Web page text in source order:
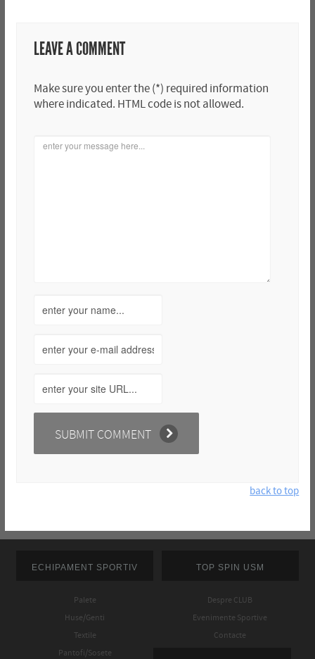
LEAVE A COMMENT
Make sure you enter the (*) required information
where indicated. HTML code is not allowed.
back to top
ECHIPAMENT SPORTIV
Palete
Huse/Genti
Textile
Pantofi/Sosete
TOP SPIN USM
Despre CLUB
Evenimente Sportive
Contacte